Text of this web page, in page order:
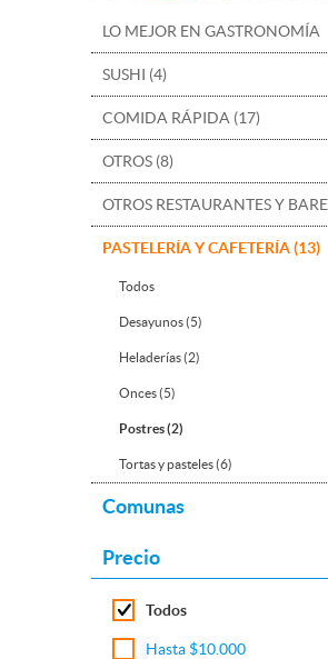
LO MEJOR EN GASTRONOMÍA
SUSHI (4)
COMIDA RÁPIDA (17)
OTROS (8)
OTROS RESTAURANTES Y
PASTELERÍA Y CAFETERÍA (13)
Todos
Desayunos (5)
Heladerías (2)
Onces (5)
Postres (2)
Tortas y pasteles (6)
Comunas
Precio
Todos
Hasta $10.000